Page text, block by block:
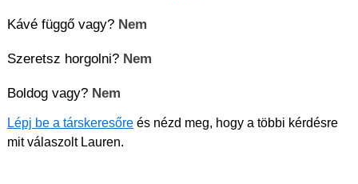
Kávé függő vagy? Nem
Szeretsz horgolni? Nem
Boldog vagy? Nem
Lépj be a társkeresőre és nézd meg, hogy a többi kérdésre
mit válaszolt Lauren.